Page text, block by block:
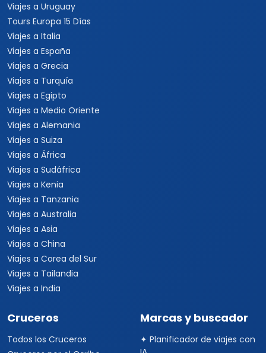
Viajes a Uruguay
Tours Europa 15 Días
Viajes a Italia
Viajes a España
Viajes a Grecia
Viajes a Turquía
Viajes a Egipto
Viajes a Medio Oriente
Viajes a Alemania
Viajes a Suiza
Viajes a África
Viajes a Sudáfrica
Viajes a Kenia
Viajes a Tanzania
Viajes a Australia
Viajes a Asia
Viajes a China
Viajes a Corea del Sur
Viajes a Tailandia
Viajes a India
Cruceros
Todos los Cruceros
Marcas y buscador
✦ Planificador de viajes con